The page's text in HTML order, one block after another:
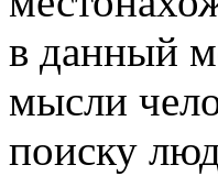
в данный
мысли
поиску